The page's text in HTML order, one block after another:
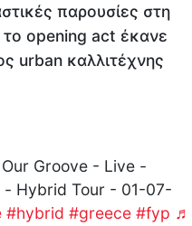
παρουσίες στη
opening act έκανε
urban καλλιτέχνης
Groove - Live -
- Hybrid Tour - 01-07-
#hybrid #greece #fyp ♬